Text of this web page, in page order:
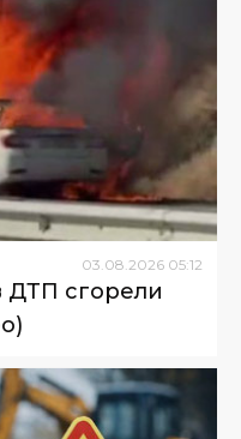
03.08.2026 05:12
ДТП сгорели